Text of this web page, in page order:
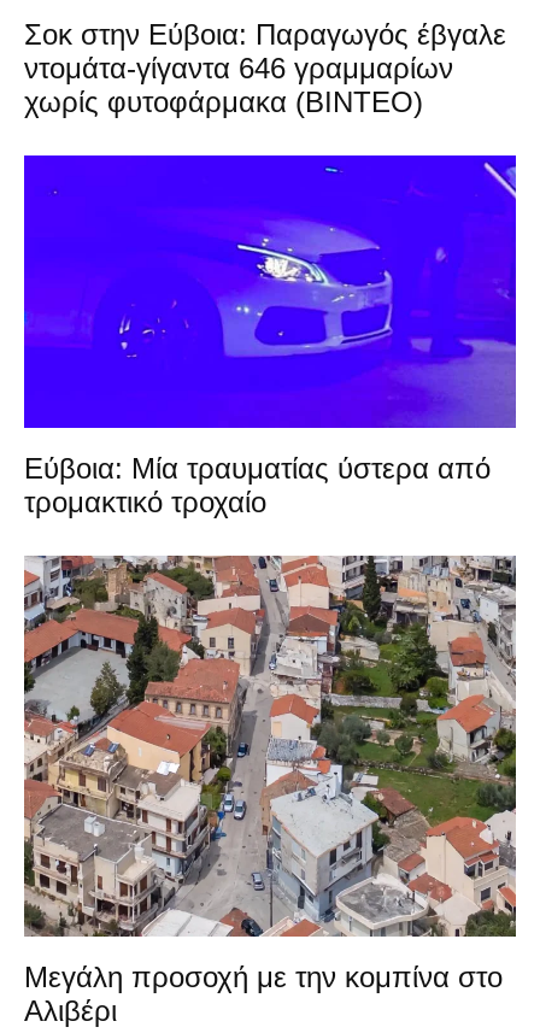
Σοκ στην Εύβοια: Παραγωγός έβγαλε
ντομάτα-γίγαντα 646 γραμμαρίων
χωρίς φυτοφάρμακα (ΒΙΝΤΕΟ)
Εύβοια: Μία τραυματίας ύστερα από
τρομακτικό τροχαίο
Μεγάλη προσοχή με την κομπίνα στο
Αλιβέρι